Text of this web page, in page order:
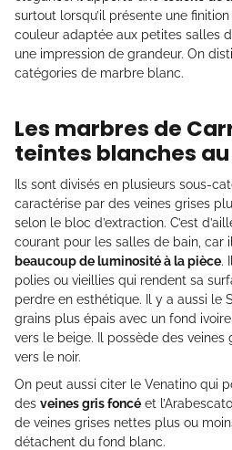
surtout lorsqu’il présente une
couleur adaptée aux petites salles
une impression de grandeur. On
catégories de marbre blanc.
Les marbres de
teintes blanches
Ils sont divisés en plusieurs sous-
caractérise par des veines grises
selon le bloc d’extraction. C’est
courant pour les salles de bain, car il
beaucoup de luminosité à la pièce.
polies ou vieillies qui rendent sa
perdre en esthétique. Il y a aussi le
grains plus épais avec un fond
vers le beige. Il possède des
vers le noir.
On peut aussi citer le Venatino qui
des veines gris foncé et
de veines grises nettes plus ou
détachent du fond blanc.